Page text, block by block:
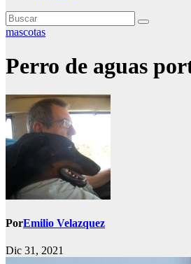
mascotas
Perro de aguas
PorEmilio Velazquez
Dic 31, 2021